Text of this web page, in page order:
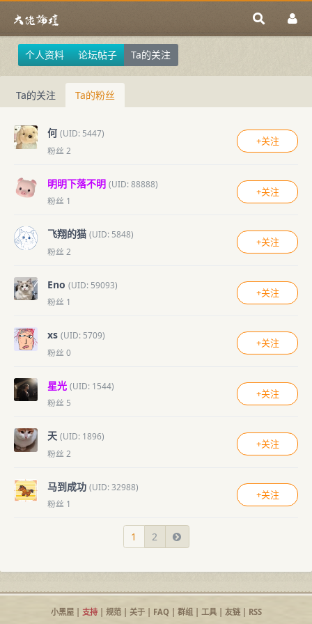
个人资料 论坛帖子 Ta的关注
Ta的关注 Ta的粉丝
何 (UID: 5447)
粉丝 2
+关注
明明下落不明 (UID: 88888)
粉丝 1
+关注
飞翔的猫 (UID: 5848)
粉丝 2
+关注
Eno (UID: 59093)
粉丝 1
+关注
xs (UID: 5709)
粉丝 0
+关注
星光 (UID: 1544)
粉丝 5
+关注
天 (UID: 1896)
粉丝 2
+关注
马到成功 (UID: 32988)
粉丝 1
+关注
1 2
小黑屋| 支持| 规范| 关于| FAQ| 群组| 工具| 友链| RSS